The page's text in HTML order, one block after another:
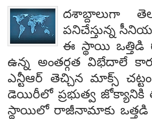
దశాబ్దాలుగా
పనిచేస్తున్న
ఈ స్థాయి ఒత్తిడి
ఉన్న అంతర్గత విభేదాలే
ఎన్టీఆర్ తెచ్చిన మాక్స్ చట్టం
డెయిరీలో ప్రభుత్వ
స్థాయిలో రాజీనామాకు ఒత్తడి